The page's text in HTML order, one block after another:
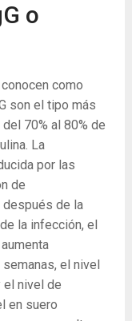
o
como
son el tipo más
70% al 80% de
La
por las
de
después de la
la infección, el
el nivel
el nivel de
en suero